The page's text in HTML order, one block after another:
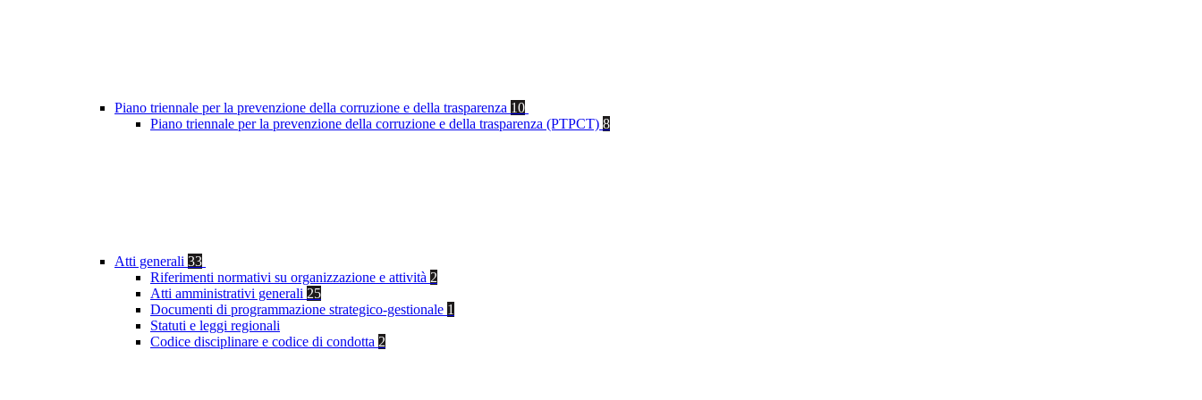
Piano triennale per la prevenzione della corruzione e della trasparenza 10
Piano triennale per la prevenzione della corruzione e della trasparenza (PTPCT) 8
Atti generali 33
Riferimenti normativi su organizzazione e attività 2
Atti amministrativi generali 25
Documenti di programmazione strategico-gestionale 1
Statuti e leggi regionali
Codice disciplinare e codice di condotta 2